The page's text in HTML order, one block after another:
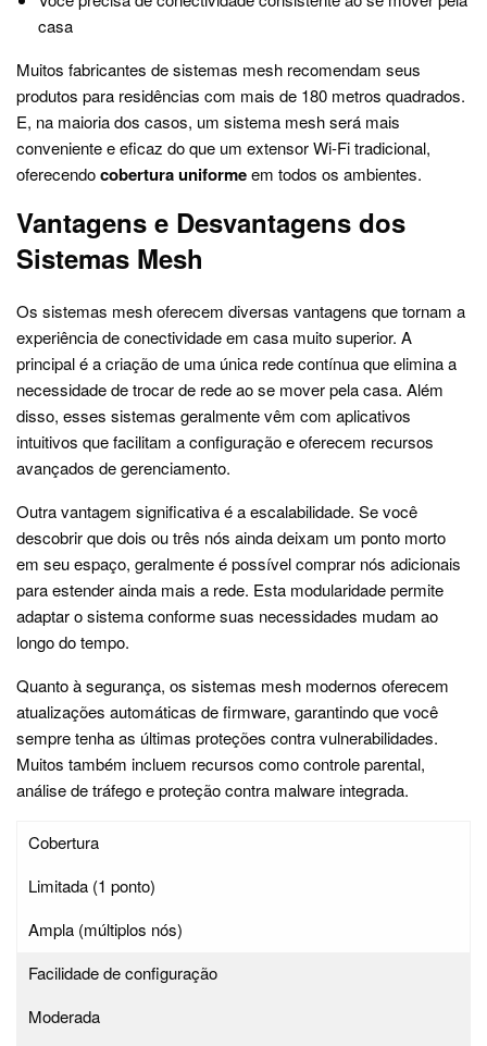
casa
Muitos fabricantes de sistemas mesh recomendam seus
produtos para residências com mais de 180 metros quadrados.
E, na maioria dos casos, um sistema mesh será mais
conveniente e eficaz do que um extensor Wi-Fi tradicional,
oferecendocobertura uniformeem todos os ambientes.
Vantagens e Desvantagens dos
Sistemas Mesh
Os sistemas mesh oferecem diversas vantagens que tornam a
experiência de conectividade em casa muito superior. A
principal é a criação de uma única rede contínua que elimina a
necessidade de trocar de rede ao se mover pela casa. Além
disso, esses sistemas geralmente vêm com aplicativos
intuitivos que facilitam a configuração e oferecem recursos
avançados de gerenciamento.
Outra vantagem significativa é a escalabilidade. Se você
descobrir que dois ou três nós ainda deixam um ponto morto
em seu espaço, geralmente é possível comprar nós adicionais
para estender ainda mais a rede. Esta modularidade permite
adaptar o sistema conforme suas necessidades mudam ao
longo do tempo.
Quanto à segurança, os sistemas mesh modernos oferecem
atualizações automáticas de firmware, garantindo que você
sempre tenha as últimas proteções contra vulnerabilidades.
Muitos também incluem recursos como controle parental,
análise de tráfego e proteção contra malware integrada.
Cobertura
Limitada (1 ponto)
Ampla (múltiplos nós)
Facilidade de configuração
Moderada